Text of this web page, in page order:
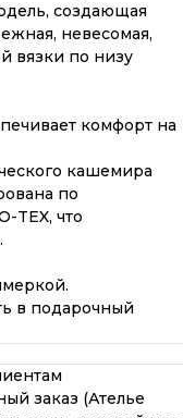
создающая
невесомая,
вязки по низу
комфорт на
кашемира
по
TEX, что
в подарочный
заказ (Ателье